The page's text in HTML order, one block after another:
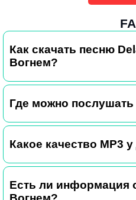
Как скачать песню
Вогнем?
Где можно послушать
Какое качество MP3
Есть ли информация